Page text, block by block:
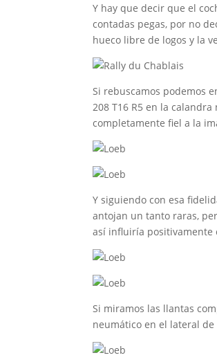
Y hay que decir que el
contadas pegas, por no
hueco libre de logos y la
Si rebuscamos podemos
208 T16 R5 en la
completamente fiel a la
Y siguiendo con esa
antojan un tanto raras,
así influiría positivamente
Si miramos las llantas
neumático en el lateral de